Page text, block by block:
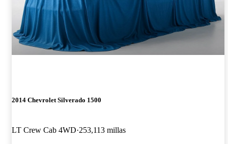
2014 Chevrolet Silverado 1500
LT Crew Cab 4WD 253,113 millas